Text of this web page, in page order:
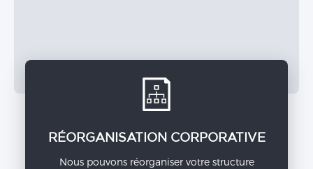
RÉORGANISATION CORPORATIVE
Nous pouvons réorganiser votre structure